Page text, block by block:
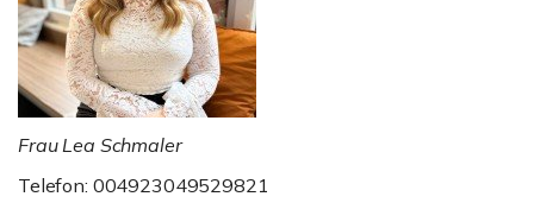
Frau Lea Schmaler
Telefon: 004923049529821